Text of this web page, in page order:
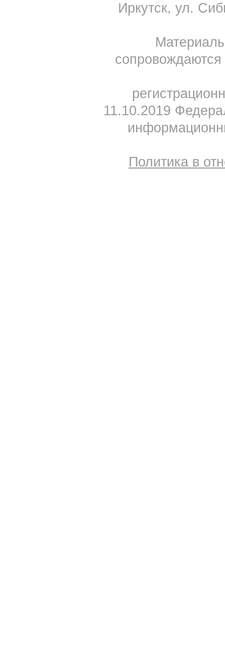
Иркутск, ул.
11.10.2019
Политика в